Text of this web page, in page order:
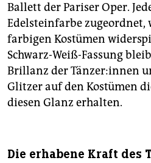
Ballett der Pariser Oper.
Edelsteinfarbe zugeordnet,
farbigen Kostümen
Schwarz-Weiß-Fassung
Brillanz der Tän­ze­r:in­nen
Glitzer auf den Kostümen
diesen Glanz erhalten.
Die erhabene Kraft des